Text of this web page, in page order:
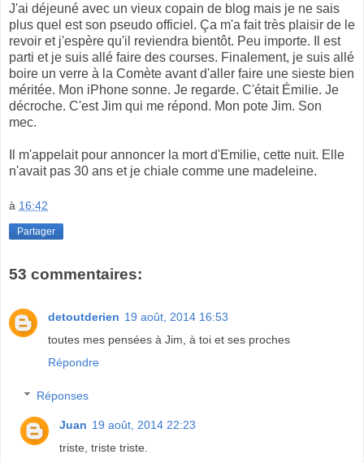
J'ai déjeuné avec un vieux copain de blog mais je ne sais
plus quel est son pseudo officiel. Ça m'a fait très plaisir de le
revoir et j'espère qu'il reviendra bientôt. Peu importe. Il est
parti et je suis allé faire des courses. Finalement, je suis allé
boire un verre à la Comète avant d'aller faire une sieste bien
méritée. Mon iPhone sonne. Je regarde. C'était Émilie. Je
décroche. C'est Jim qui me répond. Mon pote Jim. Son
mec.
Il m'appelait pour annoncer la mort d'Emilie, cette nuit. Elle
n'avait pas 30 ans et je chiale comme une madeleine.
à 16:42
Partager
53 commentaires:
detoutderien 19 août, 2014 16:53
toutes mes pensées à Jim, à toi et ses proches
Répondre
Réponses
Juan 19 août, 2014 22:23
triste, triste triste.